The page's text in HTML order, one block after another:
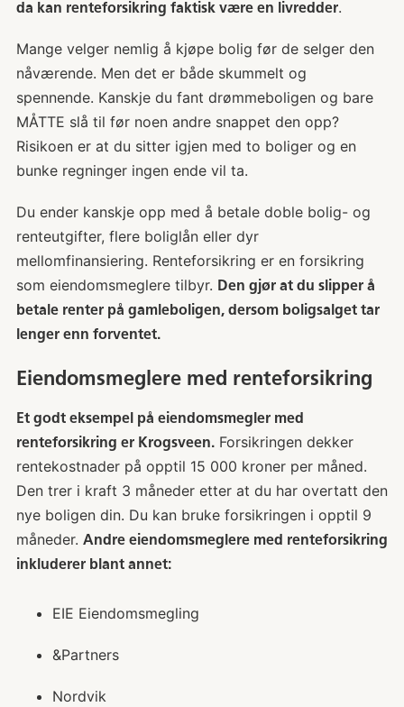
da kan renteforsikring faktisk være en livredder.
Mange velger nemlig å kjøpe bolig før de selger den
nåværende. Men det er både skummelt og
spennende. Kanskje du fant drømmeboligen og bare
MÅTTE slå til før noen andre snappet den opp?
Risikoen er at du sitter igjen med to boliger og en
bunke regninger ingen ende vil ta.
Du ender kanskje opp med å betale doble bolig- og
renteutgifter, flere boliglån eller dyr
mellomfinansiering. Renteforsikring er en forsikring
som eiendomsmeglere tilbyr. Den gjør at du slipper å
betale renter på gamleboligen, dersom boligsalget tar
lenger enn forventet.
Eiendomsmeglere med renteforsikring
Et godt eksempel på eiendomsmegler med
renteforsikring er Krogsveen.Forsikringen dekker
rentekostnader på opptil 15 000 kroner per måned.
Den trer i kraft 3 måneder etter at du har overtatt den
nye boligen din. Du kan bruke forsikringen i opptil 9
måneder. Andre eiendomsmeglere med renteforsikring
inkluderer blant annet:
EIE Eiendomsmegling
&Partners
Nordvik